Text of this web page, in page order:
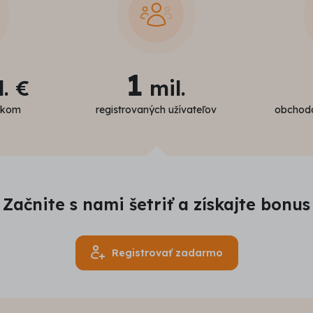
€ 1 mil.
registrovaných užívateľov
Začnite s nami šetriť a získajte bonus
Registrovať zadarmo